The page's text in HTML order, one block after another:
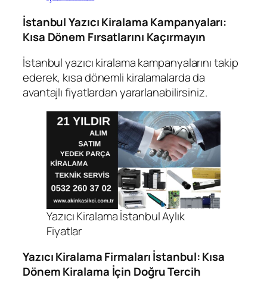
İstanbul Yazıcı Kiralama Kampanyaları:
Kısa Dönem Fırsatlarını Kaçırmayın
İstanbul yazıcı kiralama kampanyalarını takip
ederek, kısa dönemli kiralamalarda da
avantajlı fiyatlardan yararlanabilirsiniz.
Yazıcı Kiralama İstanbul Aylık
Fiyatlar
Yazıcı Kiralama Firmaları İstanbul: Kısa
Dönem Kiralama İçin Doğru Tercih